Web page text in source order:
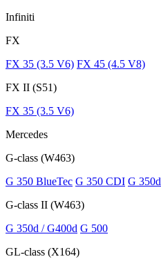
Infiniti
FX
FX 35 (3.5 V6) FX 45 (4.5 V8)
FX II (S51)
FX 35 (3.5 V6)
Mercedes
G-class (W463)
G 350 BlueTec G 350 CDI G 350d
G-class II (W463)
G 350d / G400d G 500
GL-class (X164)